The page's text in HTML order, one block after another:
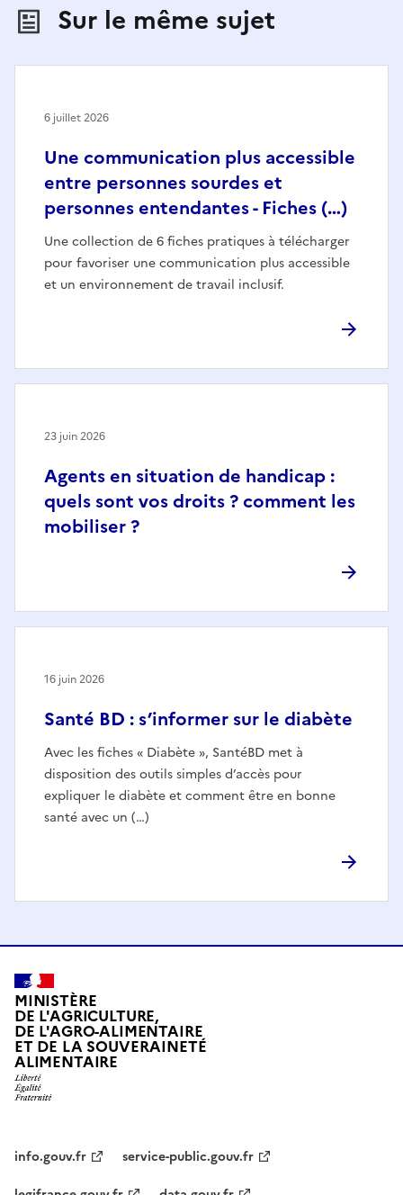
Sur le même sujet
Une communication plus accessible
entre personnes sourdes et
personnes entendantes - Fiches (…)
Une collection de 6 fiches pratiques à télécharger
pour favoriser une communication plus accessible
et un environnement de travail inclusif.
6 juillet 2026
Agents en situation de handicap :
quels sont vos droits ? comment les
mobiliser ?
23 juin 2026
Santé BD : s’informer sur le diabète
Avec les fiches « Diabète », SantéBD met à
disposition des outils simples d’accès pour
expliquer le diabète et comment être en bonne
santé avec un (…)
16 juin 2026
MINISTÈRE
DE L'AGRICULTURE,
DE L'AGRO-ALIMENTAIRE
ET DE LA SOUVERAINETÉ
ALIMENTAIRE
info.gouv.fr
service-public.gouv.fr